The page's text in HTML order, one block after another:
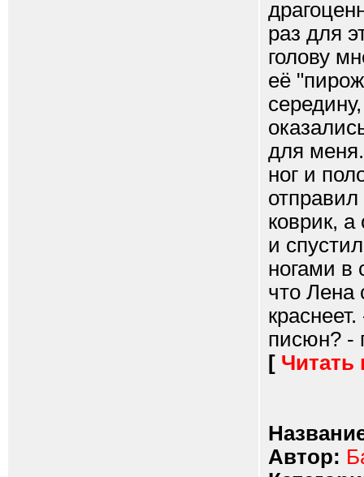
раз для
голову
её
для
ног и
коврик,
и
ногами в
что Лена
писюн? -
[ Читать
Автор: